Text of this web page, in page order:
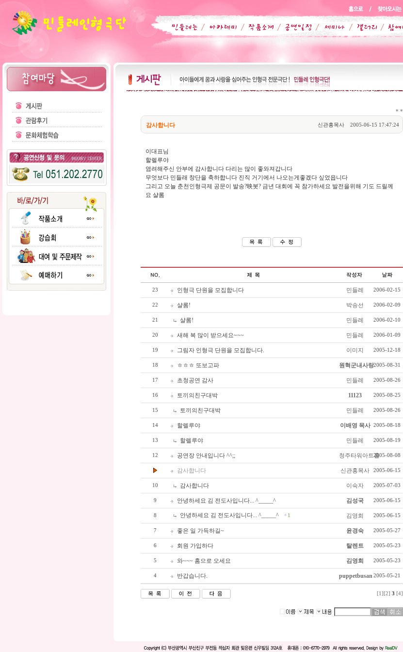
* *
감사합니다 신관홍목사2005-06-15 17:47:24
이대표님
할렐루야
염려해주신 안부에 감사합니다 다리는 많이 좋와져갑니다
무엇보다 민들래 창단을 축하합니다 진직 거기에서 나오는게좋겠다 싶었읍니다
그리고 오늘 춘천인형극제 공문이 발송?映봇? 금년 대회에 꼭 참가하세요 발전을위해 기도 드릴께
요 샬롬
23 인형극 단원을 모집합니다 민들레 2006-02-15
22 샬롬! 박송선 2006-02-09
21 샬롬! 민들레 2006-02-10
20 새해 복 많이 받으세요~~~ 민들레 2006-01-09
19 그림자 인형극 단원을 모집합니다. 이미지 2005-12-18
18 ㅎㅎㅎ 또보고파 원혁군내사랑2005-08-31
17 초청공연 감사 민들레 2005-08-26
16 토끼의친구대박 11123 2005-08-25
15 토끼의친구대박 민들레 2005-08-26
14 할렐루야 이배영 목사 2005-08-18
13 할렐루야 민들레 2005-08-19
12 공연장 안내입니다 ^^;; 청주타워아트홀2005-08-08
감사합니다 신관홍목사 2005-06-15
10 감사합니다 이숙자 2005-07-03
9 안녕하세요 김 전도사입니다... ^_____^ 김성국 2005-06-15
8 안녕하세요 김 전도사입니다... ^_____^ 1 김영희 2005-06-15
7 좋은 일 가득하길~ 윤경숙 2005-05-27
6 회원 가입하다 탈렌트 2005-05-23
5 와~~~ 홈으로 오세요 김영희 2005-05-23
4 반갑습니다. puppetbusan 2005-05-21
[1] [2] 3 [4]